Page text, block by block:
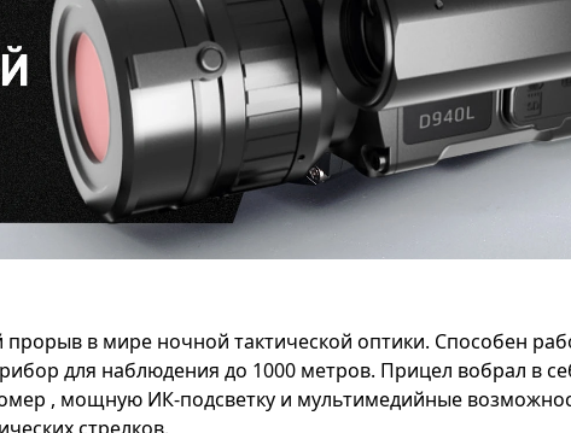
в мире ночной тактической оптики. Способен
для наблюдения до 1000 метров. Прицел вобрал в
, мощную ИК-подсветку и мультимедийные